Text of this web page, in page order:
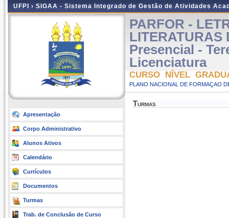
UFPI › SIGAA - Sistema Integrado de Gestão de Atividades
Apresentação
Corpo Administrativo
Alunos Ativos
Calendário
Currículos
Documentos
Turmas
Trab. de Conclusão de Curso
PARFOR -
LITERATURAS
Presencial -
Licenciatura
CURSO NÍVEL
PLANO NACIONAL DE FORMAÇAO
Turmas